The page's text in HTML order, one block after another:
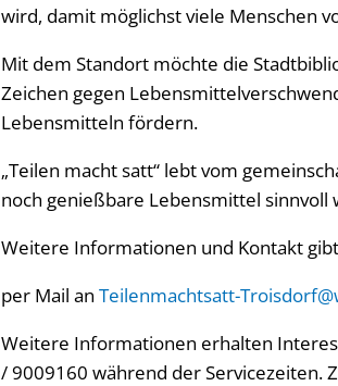
wird, damit möglichst viele Menschen
Mit dem Standort möchte die
Zeichen gegen
Lebensmitteln fördern.
„Teilen macht satt“ lebt vom
noch genießbare Lebensmittel
Weitere Informationen und Kontakt
per Mail an Teilenmachtsatt-
Weitere Informationen erhalten
/ 9009160 während der